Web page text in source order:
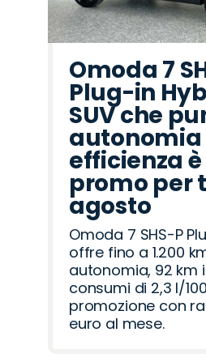
Omoda 7
Plug-in
SUV che
autonomia
efficienza
promo per
agosto
Omoda 7 SHS-P
offre fino a 1.200
autonomia, 92 km
consumi di 2,3 l/
promozione con
euro al mese.